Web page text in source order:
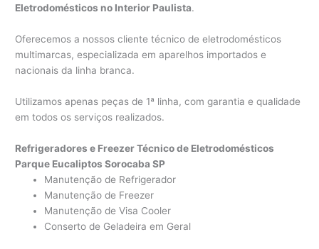
Eletrodomésticos no Interior Paulista.
Oferecemos a nossos cliente técnico de eletrodomésticos
multimarcas, especializada em aparelhos importados e
nacionais da linha branca.
Utilizamos apenas peças de 1ª linha, com garantia e qualidade
em todos os serviços realizados.
Refrigeradores e Freezer Técnico de Eletrodomésticos
Parque Eucaliptos Sorocaba SP
Manutenção de Refrigerador
Manutenção de Freezer
Manutenção de Visa Cooler
Conserto de Geladeira em Geral